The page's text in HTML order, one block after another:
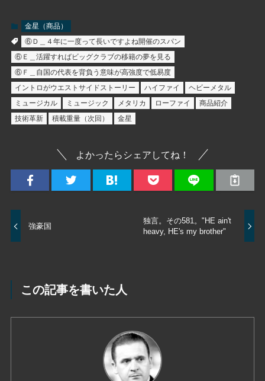
金星（商品）
⑥Ｄ＿４年に一度って長いですよね開催のスパン
⑥Ｅ＿活躍すればビッグクラブの移籍の夢を見る
⑥Ｆ＿自国の代表を背負う意味が高強度で低易度
イントロがウエストサイドストーリー
ハイファイ
ヘビーメタル
ミュージカル
ミュージック メタリカ ローファイ
商品紹介
技術革新
積載重量（次回） 金星
よかったらシェアしてね！
強豪国
独言。その581。"HE ain't
heavy, HE's my brother"
この記事を書いた人